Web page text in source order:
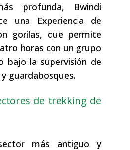
profunda, Bwindi
una Experiencia de
gorilas, que permite
horas con un grupo
bajo la supervisión de
guardabosques.
de trekking de
más antiguo y